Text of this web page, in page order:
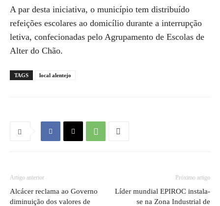
A par desta iniciativa, o município tem distribuído
refeições escolares ao domicílio durante a interrupção
letiva, confecionadas pelo Agrupamento de Escolas de
Alter do Chão.
TAGS local alentejo
Artigo anterior
Alcácer reclama ao Governo
diminuição dos valores de
Próximo artigo
Líder mundial EPIROC instala-
se na Zona Industrial de